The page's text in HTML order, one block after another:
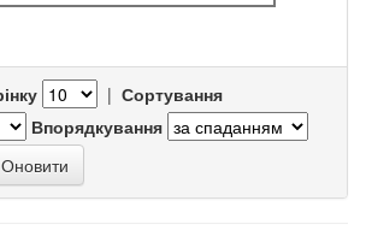
| Сортування
Впорядкування